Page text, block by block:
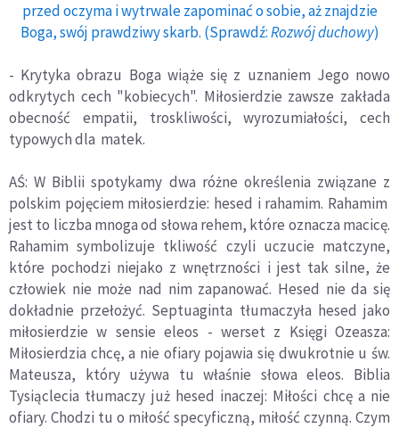
przed oczyma i wytrwale zapominać o sobie, aż znajdzie
Boga, swój prawdziwy skarb. (Sprawdź:Rozwój duchowy)
- Krytyka obrazu Boga wiąże się z uznaniem Jego nowo
odkrytych cech "kobiecych". Miłosierdzie zawsze zakłada
obecność empatii, troskliwości, wyrozumiałości, cech
typowych dla matek.
AŚ: W Biblii spotykamy dwa różne określenia związane z
polskim pojęciem miłosierdzie: hesed i rahamim. Rahamim
jest to liczba mnoga od słowa rehem, które oznacza macicę.
Rahamim symbolizuje tkliwość czyli uczucie matczyne,
które pochodzi niejako z wnętrzności i jest tak silne, że
człowiek nie może nad nim zapanować. Hesed nie da się
dokładnie przełożyć. Septuaginta tłumaczyła hesed jako
miłosierdzie w sensie eleos - werset z Księgi Ozeasza:
Miłosierdzia chcę, a nie ofiary pojawia się dwukrotnie u św.
Mateusza, który używa tu właśnie słowa eleos. Biblia
Tysiąclecia tłumaczy już hesed inaczej: Miłości chcę a nie
ofiary. Chodzi tu o miłość specyficzną, miłość czynną. Czym